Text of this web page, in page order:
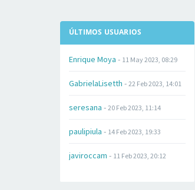
ÚLTIMOS USUARIOS
Enrique Moya - 11 May 2023, 08:29
GabrielaLisetth - 22 Feb 2023, 14:01
seresana - 20 Feb 2023, 11:14
paulipiula - 14 Feb 2023, 19:33
javiroccam - 11 Feb 2023, 20:12